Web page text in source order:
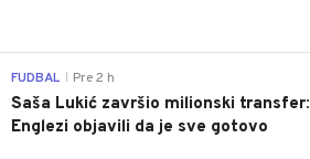
FUDBAL Pre 2 h
Saša Lukić završio milionski transfer:
Englezi objavili da je sve gotovo